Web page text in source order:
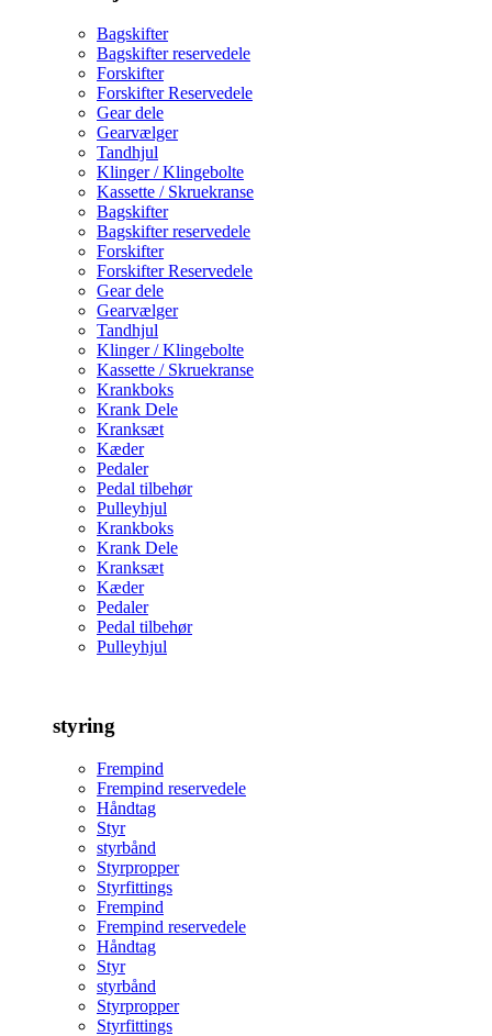
Bagskifter
Bagskifter reservedele
Forskifter
Forskifter Reservedele
Gear dele
Gearvælger
Tandhjul
Klinger / Klingebolte
Kassette / Skruekranse
Bagskifter
Bagskifter reservedele
Forskifter
Forskifter Reservedele
Gear dele
Gearvælger
Tandhjul
Klinger / Klingebolte
Kassette / Skruekranse
Krankboks
Krank Dele
Kranksæt
Kæder
Pedaler
Pedal tilbehør
Pulleyhjul
Krankboks
Krank Dele
Kranksæt
Kæder
Pedaler
Pedal tilbehør
Pulleyhjul
styring
Frempind
Frempind reservedele
Håndtag
Styr
styrbånd
Styrpropper
Styrfittings
Frempind
Frempind reservedele
Håndtag
Styr
styrbånd
Styrpropper
Styrfittings